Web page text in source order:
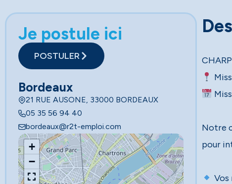
Je postule ici
POSTULER
Bordeaux
21 RUE AUSONE, 33000 BORDEAUX
05 35 56 94 40
bordeaux@r2t-emploi.com
+
−
Notre
pour
Vos